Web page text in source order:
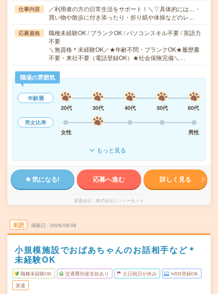
仕事内容
／利用者の方の日常生活をサポート！＼▽具体的には…・
買い物や散歩に付き添ったり・折り紙や体操などのレ…
応募資格
職種未経験OK / ブランクOK / パソコンスキル不要 / 英語力
不要
＼無資格＊未経験OK／★年齢不問・ブランクOK★履歴書
不要・来社不要（電話登録OK）★社会保険完備＼…
職場の雰囲気
年齢層
20代
30代 40代 50代
60代
男女比率
女性
男性
もっと見る
気になる! 応募へ進む 詳しく見る
派遣会社 株式会社ニッソーネット
未読 掲載日 2026/08/08
小規模施設でおばあちゃんのお話相手など＊
未経験OK
職種未経験OK 交通費別途支給あり 土日祝日が休み WEB登録OK
派遣